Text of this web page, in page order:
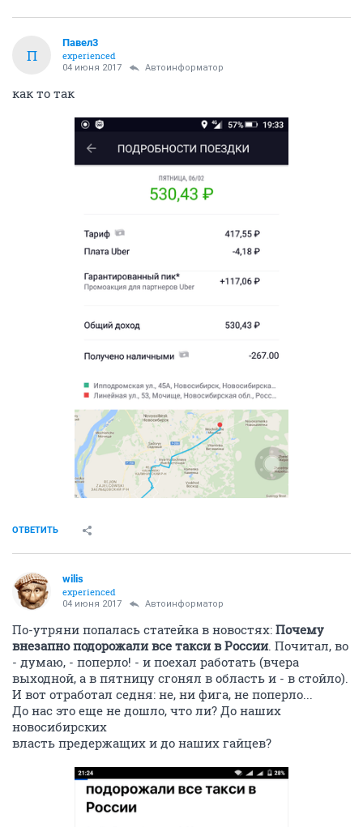
П
Павел3
experienced
04 июня 2017 Автоинформатор
как то так
ОТВЕТИТЬ
wilis
experienced
04 июня 2017 Автоинформатор
По-утряни попалась статейка в новостях: Почему
внезапно подорожали все такси в России. Почитал, во
- думаю, - поперло! - и поехал работать (вчера
выходной, а в пятницу сгонял в область и - в стойло).
И вот отработал седня: не, ни фига, не поперло...
До нас это еще не дошло, что ли? До наших
новосибирских
власть предержащих и до наших гайцев?